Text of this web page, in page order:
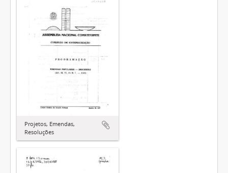
Projetos, Emendas,
Resoluções